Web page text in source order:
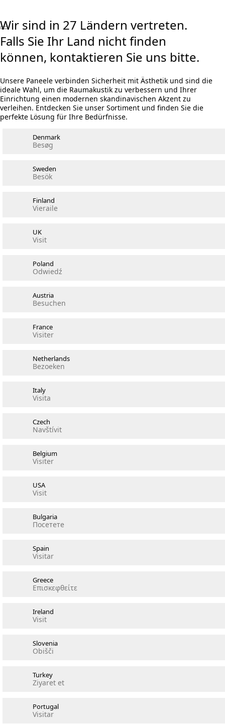
Wir sind in 27 Ländern vertreten.
Falls Sie Ihr Land nicht finden
können, kontaktieren Sie uns bitte.
Unsere Paneele verbinden Sicherheit mit Ästhetik und sind die
ideale Wahl, um die Raumakustik zu verbessern und Ihrer
Einrichtung einen modernen skandinavischen Akzent zu
verleihen. Entdecken Sie unser Sortiment und finden Sie die
perfekte Lösung für Ihre Bedürfnisse.
Denmark
Besøg
Sweden
Besök
Finland
Vieraile
UK
Visit
Poland
Odwiedź
Austria
Besuchen
France
Visiter
Netherlands
Bezoeken
Italy
Visita
Czech
Navštívit
Belgium
Visiter
USA
Visit
Bulgaria
Посетете
Spain
Visitar
Greece
Επισκεφθείτε
Ireland
Visit
Slovenia
Obišči
Turkey
Ziyaret et
Portugal
Visitar